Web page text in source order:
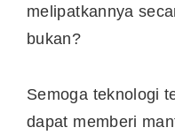
melipatkannya
bukan?
Semoga teknologi
dapat memberi